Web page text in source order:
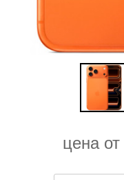
цена от